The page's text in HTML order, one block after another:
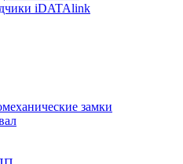
iDATAlink
замки